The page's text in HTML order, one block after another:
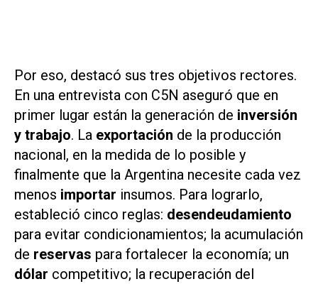
Por eso, destacó sus tres objetivos rectores.
En una entrevista con C5N aseguró que en
primer lugar están la generación de inversión
y trabajo. La exportación de la producción
nacional, en la medida de lo posible y
finalmente que la Argentina necesite cada vez
menos importar insumos. Para lograrlo,
estableció cinco reglas: desendeudamiento
para evitar condicionamientos; la acumulación
de reservas para fortalecer la economía; un
dólar competitivo; la recuperación del